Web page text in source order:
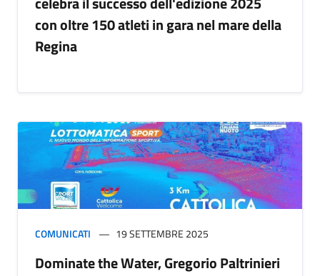
con oltre 150 atleti in gara nel mare della
Regina
COMUNICATI 19 SETTEMBRE 2025
Dominate the Water, Gregorio Paltrinieri